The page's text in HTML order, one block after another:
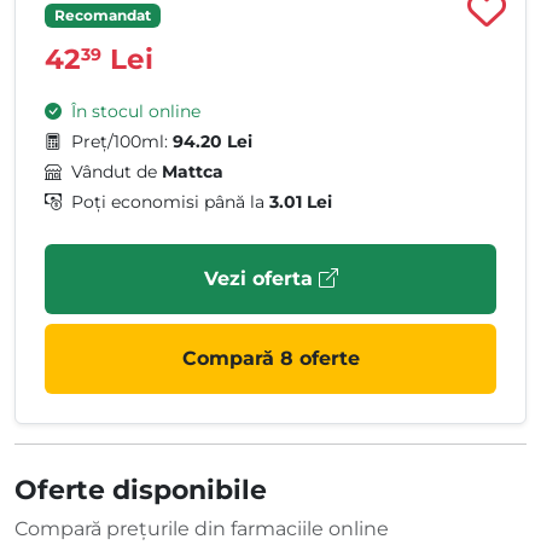
Recomandat
4239 Lei
În stocul online
Preț/100ml: 94.20 Lei
Vândut de Mattca
Poți economisi până la 3.01 Lei
Vezi oferta
Compară 8 oferte
Oferte disponibile
Compară prețurile din farmaciile online